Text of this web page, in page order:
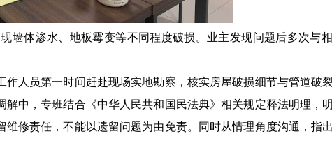
体渗水、地板霉变等不同程度破损。业主发现问题后多次与
员第一时间赶赴现场实地勘察，核实房屋破损细节与管道破
中，专班结合《中华人民共和国民法典》相关规定释法明理，
修责任，不能以遗留问题为由免责。同时从情理角度沟通，指